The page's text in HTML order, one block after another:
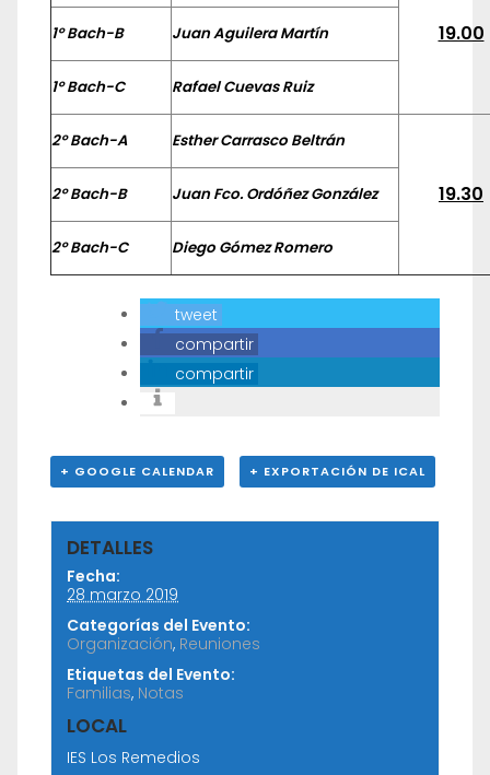
19.00
1º Bach-B Juan Aguilera Martín
1º Bach-C Rafael Cuevas Ruiz
2º Bach-A Esther Carrasco Beltrán
19.30
2º Bach-B Juan Fco. Ordóñez González
2º Bach-C Diego Gómez Romero
tweet
compartir
compartir
+ GOOGLE CALENDAR + EXPORTACIÓN DE ICAL
DETALLES
Fecha:
28 marzo 2019
Categorías del Evento:
Organización, Reuniones
Etiquetas del Evento:
Familias, Notas
LOCAL
IES Los Remedios